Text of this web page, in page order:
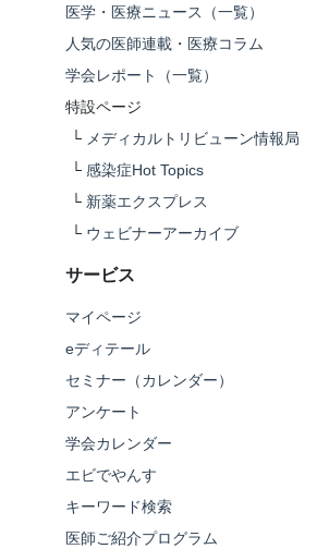
医学・医療ニュース（一覧）
人気の医師連載・医療コラム
学会レポート（一覧）
特設ページ
└ メディカルトリビューン情報局
└ 感染症Hot Topics
└ 新薬エクスプレス
└ ウェビナーアーカイブ
サービス
マイページ
eディテール
セミナー（カレンダー）
アンケート
学会カレンダー
エビでやんす
キーワード検索
医師ご紹介プログラム